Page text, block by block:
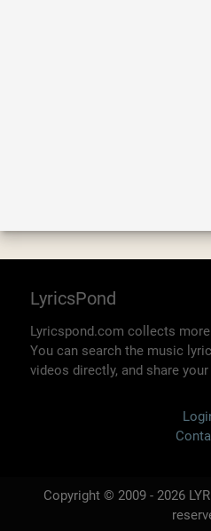
LyricsPond
Lyricspond.com collects
You can search the music
videos directly, and share
Copyright © 2009 - 2026